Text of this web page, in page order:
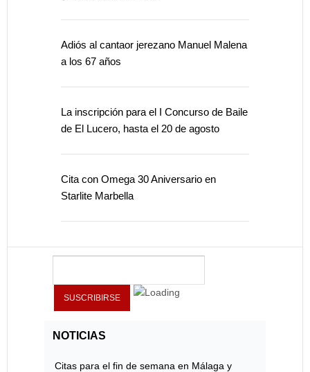
Adiós al cantaor jerezano Manuel Malena
a los 67 años
La inscripción para el I Concurso de Baile
de El Lucero, hasta el 20 de agosto
Cita con Omega 30 Aniversario en
Starlite Marbella
NOTICIAS
Citas para el fin de semana en Málaga y